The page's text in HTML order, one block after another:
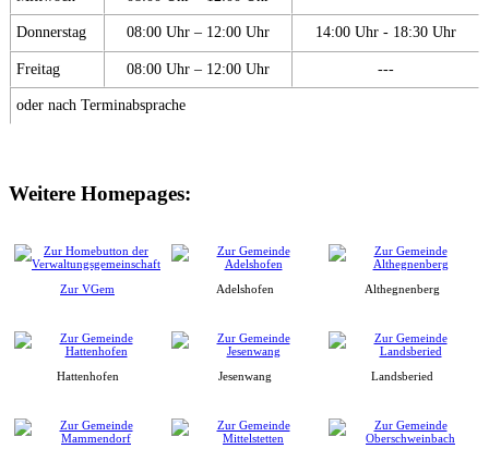
Donnerstag 08:00 Uhr – 12:00 Uhr 14:00 Uhr - 18:30 Uhr
Freitag 08:00 Uhr – 12:00 Uhr ---
oder nach Terminabsprache
Weitere Homepages:
Zur VGem Adelshofen Althegnenberg
Hattenhofen Jesenwang Landsberied